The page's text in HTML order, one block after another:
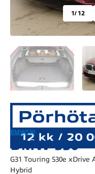
1/ 12
BMW530
BMW 530
G31 Touring 530e xDrive
Hybrid